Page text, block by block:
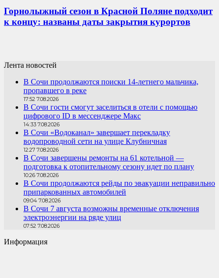
Горнолыжный сезон в Красной Поляне подходит
к концу: названы даты закрытия курортов
Лента новостей
В Сочи продолжаются поиски 14-летнего мальчика,
пропавшего в реке
17:52 7.08.2026
В Сочи гости смогут заселиться в отели с помощью
цифрового ID в мессенджере Макс
14:33 7.08.2026
В Сочи «Водоканал» завершает перекладку
водопроводной сети на улице Клубничная
12:27 7.08.2026
В Сочи завершены ремонты на 61 котельной —
подготовка к отопительному сезону идет по плану
10:26 7.08.2026
В Сочи продолжаются рейды по эвакуации неправильно
припаркованных автомобилей
09:04 7.08.2026
В Сочи 7 августа возможны временные отключения
электроэнергии на ряде улиц
07:52 7.08.2026
Информация